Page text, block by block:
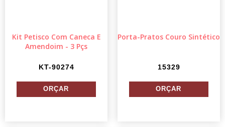
Kit Petisco Com Caneca E
Amendoim - 3 Pçs
KT-90274
Porta-Pratos Couro Sintético
15329